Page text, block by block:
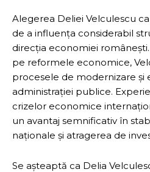
Alegerea Deliei Velculescu
de a influența considerabil
direcția economiei
pe reformele economice,
procesele de modernizare și
administrației publice.
crizelor economice
un avantaj semnificativ în
naționale și atragerea de
Se așteaptă ca Delia